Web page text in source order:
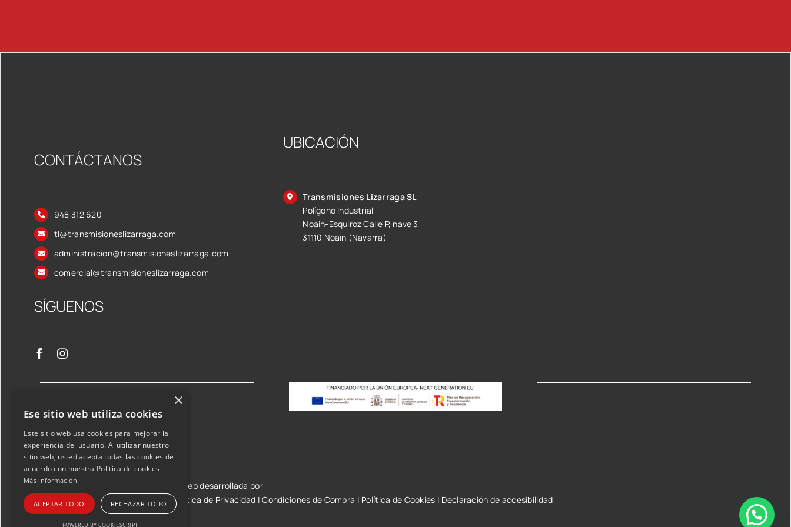
CONTÁCTANOS
948 312 620
tl@transmisioneslizarraga.com
administracion@transmisioneslizarraga.com
comercial@transmisioneslizarraga.com
SÍGUENOS
UBICACIÓN
Transmisiones Lizarraga SL
Polígono Industrial
Noain-Esquiroz Calle P, nave 3
31110 Noain (Navarra)
©2026 Transmisiones Lizarraga SL | Web desarrollada por
Aviso Legal y condiciones de uso |Política de Privacidad |Condiciones de Compra | Política de Cookies | Declaración de accesibilidad
×
Ese sitio web utiliza cookies
Este sitio web usa cookies para mejorar la
experiencia del usuario. Al utilizar nuestro
sitio web, usted acepta todas las cookies de
acuerdo con nuestra Política de cookies.
Más información
ACEPTAR TODO RECHAZAR TODO
POWERED BY COOKIESCRIPT